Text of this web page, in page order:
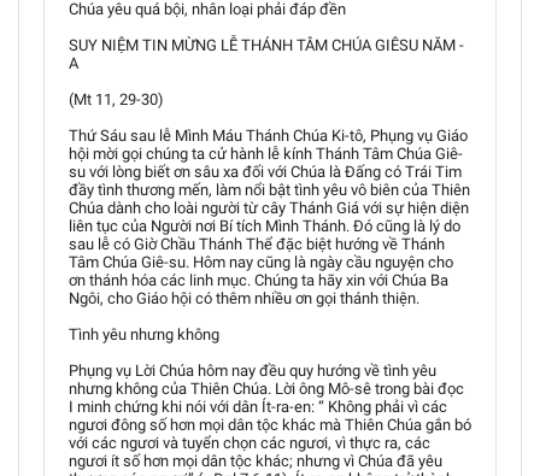
Chúa yêu quá bội, nhân loại phải đáp đền
SUY NIỆM TIN MỪNG LỄ THÁNH TÂM CHÚA GIÊSU NĂM -
A
(Mt 11, 29-30)
Thứ Sáu sau lễ Mình Máu Thánh Chúa Ki-tô, Phụng vụ Giáo
hội mời gọi chúng ta cử hành lễ kính Thánh Tâm Chúa Giê-
su với lòng biết ơn sâu xa đối với Chúa là Đấng có Trái Tim
đầy tình thương mến, làm nổi bật tình yêu vô biên của Thiên
Chúa dành cho loài người từ cây Thánh Giá với sự hiện diện
liên tục của Người nơi Bí tích Mình Thánh. Đó cũng là lý do
sau lễ có Giờ Chầu Thánh Thể đặc biệt hướng về Thánh
Tâm Chúa Giê-su. Hôm nay cũng là ngày cầu nguyện cho
ơn thánh hóa các linh mục. Chúng ta hãy xin với Chúa Ba
Ngôi, cho Giáo hội có thêm nhiều ơn gọi thánh thiện.
Tình yêu nhưng không
Phụng vụ Lời Chúa hôm nay đều quy hướng về tình yêu
nhưng không của Thiên Chúa. Lời ông Mô-sê trong bài đọc
I minh chứng khi nói với dân Ít-ra-en: “ Không phải vì các
ngươi đông số hơn mọi dân tộc khác mà Thiên Chúa gắn bó
với các ngươi và tuyển chọn các ngươi, vì thực ra, các
ngươi ít số hơn mọi dân tộc khác; nhưng vì Chúa đã yêu